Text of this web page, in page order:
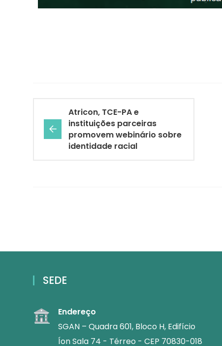
Atricon, TCE-PA e
instituições parceiras
promovem webinário sobre
identidade racial
SEDE
Endereço
SGAN – Quadra 601, Bloco H, Edifício
Íon Sala 74 - Térreo - CEP 70830-018